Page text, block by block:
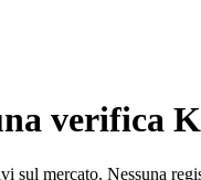
verifica
mercato. Nessuna